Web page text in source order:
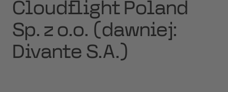
Cloudflight Poland
Sp. z o.o. (dawniej:
Divante S.A.)